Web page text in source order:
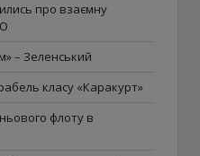
про взаємну
– Зеленський
класу «Каракурт»
флоту в